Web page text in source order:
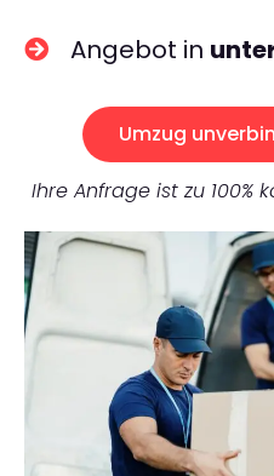
Angebot in
Umzug
Ihre Anfrage ist zu 100%